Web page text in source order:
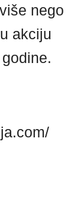
nego
akciju